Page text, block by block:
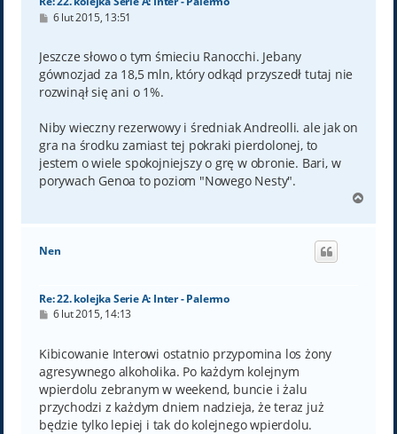
P
t
6 lut 2015, 13:51
Jeszcze słowo o tym śmieciu Ranocchi. Jebany
gównozjad za 18,5 mln, który odkąd przyszedł tutaj nie
rozwinął się ani o 1%.
Niby wieczny rezerwowy i średniak Andreolli. ale jak on
gra na środku zamiast tej pokraki pierdolonej, to
jestem o wiele spokojniejszy o grę w obronie. Bari, w
porywach Genoa to poziom "Nowego Nesty".
g
Nen
Re: 22. kolejka Serie A: Inter - Palermo
P
t
6 lut 2015, 14:13
Kibicowanie Interowi ostatnio przypomina los żony
agresywnego alkoholika. Po każdym kolejnym
wpierdolu zebranym w weekend, buncie i żalu
przychodzi z każdym dniem nadzieja, że teraz już
będzie tylko lepiej i tak do kolejnego wpierdolu.